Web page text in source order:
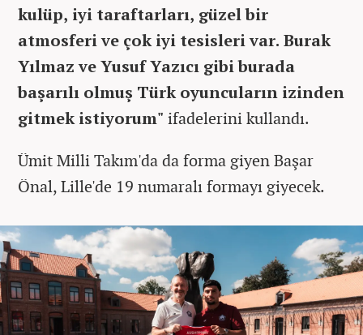
kulüp, iyi taraftarları, güzel bir
atmosferi ve çok iyi tesisleri var. Burak
Yılmaz ve Yusuf Yazıcı gibi burada
başarılı olmuş Türk oyuncuların izinden
gitmek istiyorum" ifadelerini kullandı.
Ümit Milli Takım'da da forma giyen Başar
Önal, Lille'de 19 numaralı formayı giyecek.